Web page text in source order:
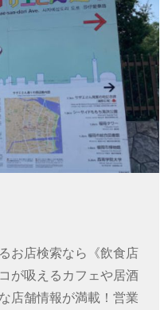
お店検索なら《飲食店
が吸えるカフェや居酒
店舗情報が満載！営業